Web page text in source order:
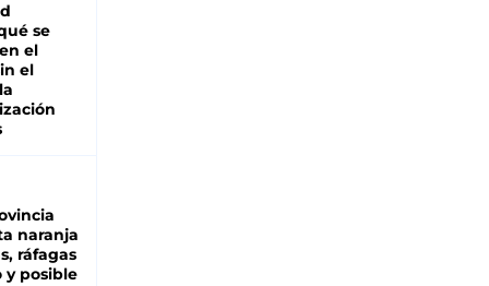
se
el
el
naranja
ráfagas
y posible